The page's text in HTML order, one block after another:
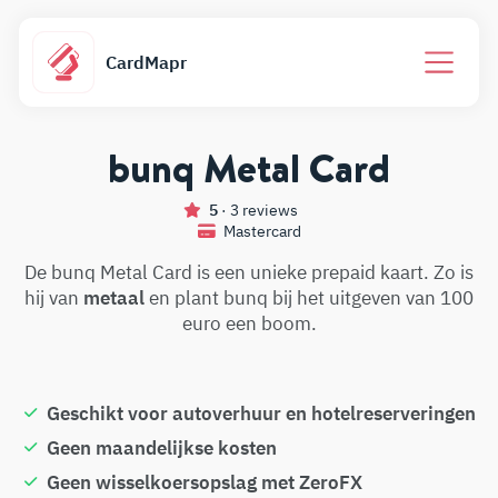
CardMapr
bunq Metal Card
5 · 3 reviews
Mastercard
De bunq Metal Card is een unieke prepaid kaart. Zo is
hij van metaalen plant bunq bij het uitgeven van 100
euro een boom.
Geschikt voor autoverhuur en hotelreserveringen
Geen maandelijkse kosten
Geen wisselkoersopslag met ZeroFX